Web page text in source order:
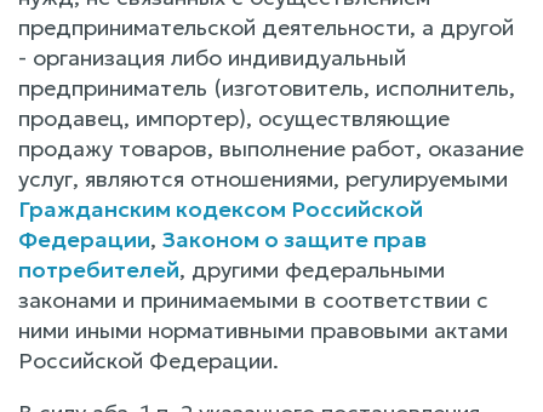
предпринимательской деятельности, а другой
- организация либо индивидуальный
предприниматель (изготовитель, исполнитель,
продавец, импортер), осуществляющие
продажу товаров, выполнение работ, оказание
услуг, являются отношениями, регулируемыми
Гражданским кодексом Российской
Федерации, Законом о защите прав
потребителей, другими федеральными
законами и принимаемыми в соответствии с
ними иными нормативными правовыми актами
Российской Федерации.